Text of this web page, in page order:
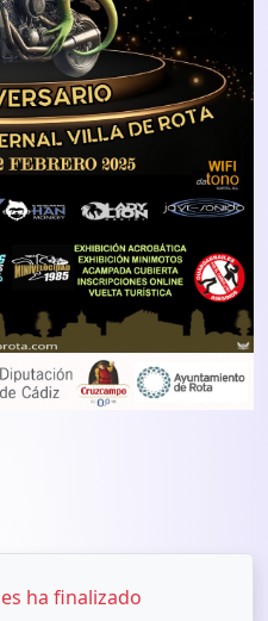
ha finalizado